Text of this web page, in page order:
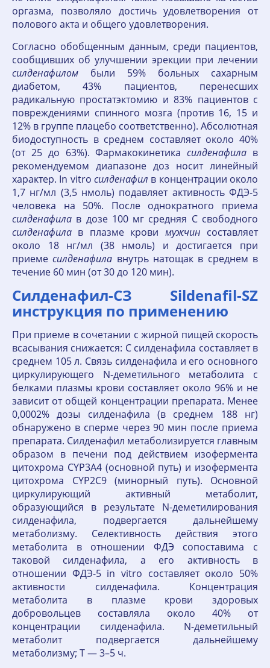
оргазма, позволяло достичь удовлетворения от
полового акта и общего удовлетворения.
Согласно обобщенным данным, среди пациентов,
сообщивших об улучшении эрекции при лечении
силденафилом были 59% больных сахарным
диабетом, 43% пациентов, перенесших
радикальную простатэктомию и 83% пациентов с
повреждениями спинного мозга (против 16, 15 и
12% в группе плацебо соответственно). Абсолютная
биодоступность в среднем составляет около 40%
(от 25 до 63%). Фармакокинетикасилденафила в
рекомендуемом диапазоне доз носит линейный
характер. In vitro силденафил в концентрации около
1,7 нг/мл (3,5 нмоль) подавляет активность ФДЭ-5
человека на 50%. После однократного приема
силденафила в дозе 100 мг средняя C свободного
силденафила в плазме крови мужчин составляет
около 18 нг/мл (38 нмоль) и достигается при
приемесилденафила внутрь натощак в среднем в
течение 60 мин (от 30 до 120 мин).
Силденафил-СЗ Sildenafil-SZ
инструкция по применению
При приеме в сочетании с жирной пищей скорость
всасывания снижается: С силденафила составляет в
среднем 105 л. Связь силденафила и его основного
циркулирующего N-деметильного метаболита с
белками плазмы крови составляет около 96% и не
зависит от общей концентрации препарата. Менее
0,0002% дозы силденафила (в среднем 188 нг)
обнаружено в сперме через 90 мин после приема
препарата. Силденафил метаболизируется главным
образом в печени под действием изофермента
цитохрома СYР3А4 (основной путь) и изофермента
цитохрома СYР2С9 (минорный путь). Основной
циркулирующий активный метаболит,
образующийся в результате N-деметилирования
силденафила, подвергается дальнейшему
метаболизму. Селективность действия этого
метаболита в отношении ФДЭ сопоставима с
таковой силденафила, а его активность в
отношении ФДЭ-5 in vitro составляет около 50%
активности силденафила. Концентрация
метаболита в плазме крови здоровых
добровольцев составляла около 40% от
концентрации силденафила. N-деметильный
метаболит подвергается дальнейшему
метаболизму; T — 3–5 ч.